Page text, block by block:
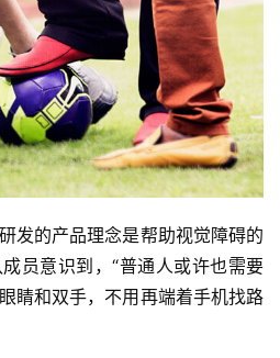
发的产品理念是帮助视觉障碍的
员意识到，“普通人或许也需要
睛和双手，不用再端着手机找路